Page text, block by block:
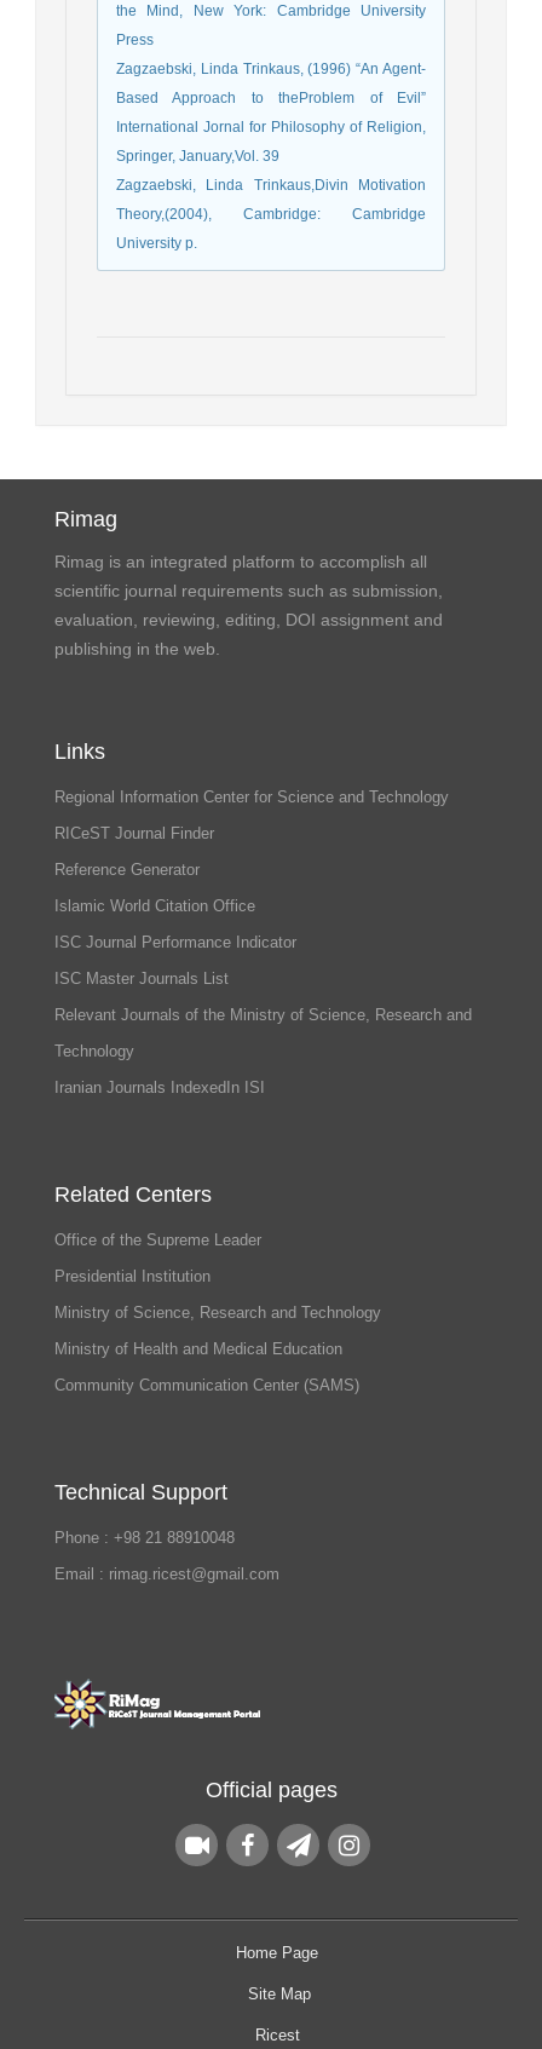
the Mind, New York: Cambridge University
Press
Zagzaebski, Linda Trinkaus, (1996) “An Agent-
Based Approach to theProblem of Evil”
International Jornal for Philosophy of Religion,
Springer, January,Vol. 39
Zagzaebski, Linda Trinkaus,Divin Motivation
Theory,(2004), Cambridge: Cambridge
University p.
Rimag
Rimag is an integrated platform to accomplish all
scientific journal requirements such as submission,
evaluation, reviewing, editing, DOI assignment and
publishing in the web.
Links
Regional Information Center for Science and Technology
RICeST Journal Finder
Reference Generator
Islamic World Citation Office
ISC Journal Performance Indicator
ISC Master Journals List
Relevant Journals of the Ministry of Science, Research and
Technology
Iranian Journals IndexedIn ISI
Related Centers
Office of the Supreme Leader
Presidential Institution
Ministry of Science, Research and Technology
Ministry of Health and Medical Education
Community Communication Center (SAMS)
Technical Support
Phone : +98 21 88910048
Email : rimag.ricest@gmail.com
Official pages
Home Page
Site Map
Ricest